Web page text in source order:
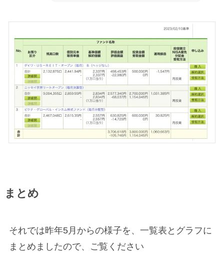
まとめ
それでは昨年5月からの様子を、一覧表とグラフに
まとめましたので、ご覧ください